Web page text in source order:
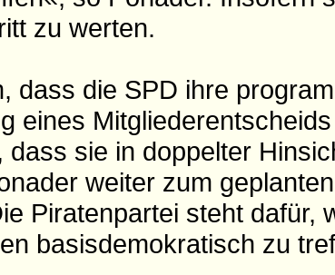
zu werten.
dass die SPD ihre
eines
dass sie in doppelter
weiter zum geplanten
Piratenpartei steht dafür,
basisdemokratisch zu